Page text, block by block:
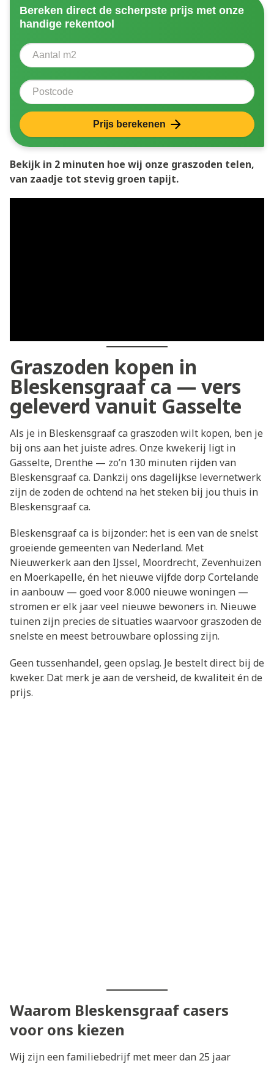
Bereken direct de scherpste prijs met onze
handige rekentool
Aantal vierkante meter
Postcode
Prijs berekenen
Bekijk in 2 minuten hoe wij onze graszoden telen,
van zaadje tot stevig groen tapijt.
Graszoden kopen in
Bleskensgraaf ca — vers
geleverd vanuit Gasselte
Als je in Bleskensgraaf ca graszoden wilt kopen, ben je
bij ons aan het juiste adres. Onze kwekerij ligt in
Gasselte, Drenthe — zo’n 130 minuten rijden van
Bleskensgraaf ca. Dankzij ons dagelijkse levernetwerk
zijn de zoden de ochtend na het steken bij jou thuis in
Bleskensgraaf ca.
Bleskensgraaf ca is bijzonder: het is een van de snelst
groeiende gemeenten van Nederland. Met
Nieuwerkerk aan den IJssel, Moordrecht, Zevenhuizen
en Moerkapelle, én het nieuwe vijfde dorp Cortelande
in aanbouw — goed voor 8.000 nieuwe woningen —
stromen er elk jaar veel nieuwe bewoners in. Nieuwe
tuinen zijn precies de situaties waarvoor graszoden de
snelste en meest betrouwbare oplossing zijn.
Geen tussenhandel, geen opslag. Je bestelt direct bij de
kweker. Dat merk je aan de versheid, de kwaliteit én de
prijs.
Waarom Bleskensgraaf casers
voor ons kiezen
Wij zijn een familiebedrijf met meer dan 25 jaar